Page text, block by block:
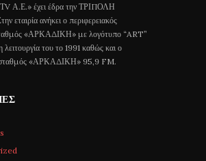
Α.Ε.» έχει έδρα την ΤΡΙΠΟΛΗ
εταιρία ανήκει ο περιφερειακός
«ΑΡΚΑΔΙΚΗ» με λογότυπο “ART”
λειτουργία του το 1991 καθώς και ο
σταθμός «ΑΡΚΑΔΙΚΗ» 95,9 FM.